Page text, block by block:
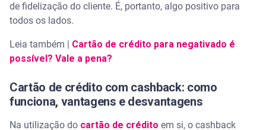
de fidelização do cliente. É, portanto, algo positivo para
todos os lados.
Leia também | Cartão de crédito para negativado é
possível? Vale a pena?
Cartão de crédito com cashback: como
funciona, vantagens e desvantagens
Na utilização do cartão de crédito em si, o cashback